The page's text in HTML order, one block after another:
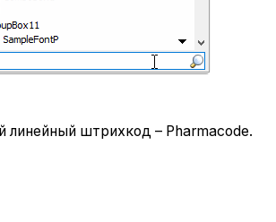
линейный штрихкод – Pharmacode.